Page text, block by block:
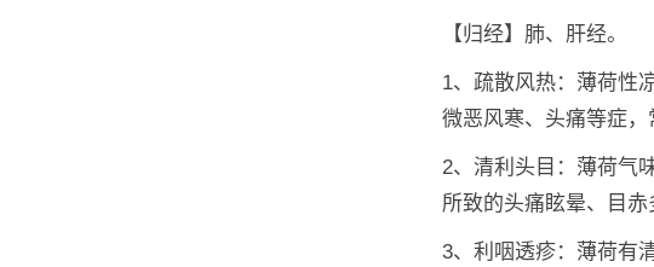
【归经】肺、肝经。
1、疏散风热：薄荷性
微恶风寒、头痛等症，
2、清利头目：薄荷气
所致的头痛眩晕、目赤
3、利咽透疹：薄荷有